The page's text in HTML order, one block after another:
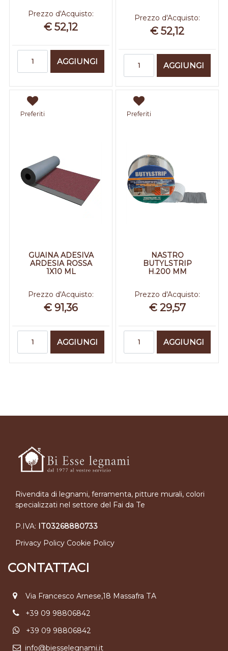
Prezzo d'Acquisto:
€ 52,12
AGGIUNGI
Prezzo d'Acquisto:
€ 52,12
AGGIUNGI
Preferiti
GUAINA ADESIVA
ARDESIA ROSSA
1X10 ML
Prezzo d'Acquisto:
€ 91,36
AGGIUNGI
Preferiti
NASTRO
BUTYLSTRIP
H.200 MM
Prezzo d'Acquisto:
€ 29,57
AGGIUNGI
Rivendita di legnami, ferramenta, pitture murali, colori
specializzati nel settore del Fai da Te
P.IVA: IT03268880733
Privacy Policy Cookie Policy
CONTATTACI
Via Francesco Arnese,18 Massafra TA
+39 09 98806842
+39 09 98806842
info@biesselegnami.it